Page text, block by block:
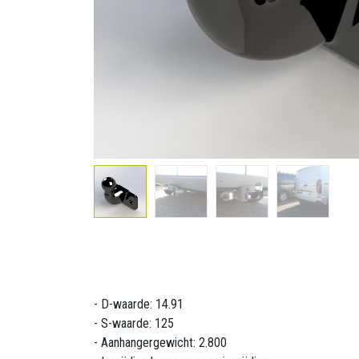
- D-waarde: 14.91
- S-waarde: 125
- Aanhangergewicht: 2.800